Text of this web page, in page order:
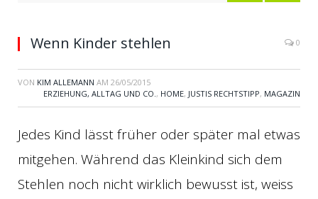
Wenn Kinder stehlen 0
VON KIM ALLEMANN AM 26/05/2015
ERZIEHUNG, ALLTAG UND CO., HOME, JUSTIS RECHTSTIPP, MAGAZIN
Jedes Kind lässt früher oder später mal etwas
mitgehen. Während das Kleinkind sich dem
Stehlen noch nicht wirklich bewusst ist, weiss